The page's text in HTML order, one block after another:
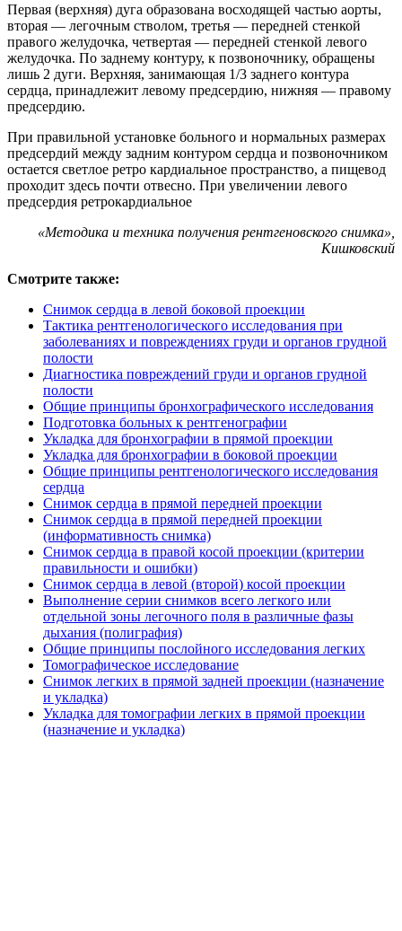
Первая (верхняя) дуга образована восходящей частью аорты,
вторая — легочным стволом, третья — передней стенкой
правого желудочка, четвертая — передней стенкой левого
желудочка. По заднему контуру, к позвоночнику, обращены
лишь 2 дуги. Верхняя, занимающая 1/3 заднего контура
сердца, принадлежит левому предсердию, нижняя — правому
предсердию.
При правильной установке больного и нормальных размерах
предсердий между задним контуром сердца и позвоночником
остается светлое ретро кардиальное пространство, а пищевод
проходит здесь почти отвесно. При увеличении левого
предсердия ретрокардиальное
«Методика и техника получения рентгеновского снимка»,
Кишковский
Смотрите также:
Снимок сердца в левой боковой проекции
Тактика рентгенологического исследования при
заболеваниях и повреждениях груди и органов грудной
полости
Диагностика повреждений груди и органов грудной
полости
Общие принципы бронхографического исследования
Подготовка больных к рентгенографии
Укладка для бронхографии в прямой проекции
Укладка для бронхографии в боковой проекции
Общие принципы рентгенологического исследования
сердца
Снимок сердца в прямой передней проекции
Снимок сердца в прямой передней проекции
(информативность снимка)
Снимок сердца в правой косой проекции (критерии
правильности и ошибки)
Снимок сердца в левой (второй) косой проекции
Выполнение серии снимков всего легкого или
отдельной зоны легочного поля в различные фазы
дыхания (полиграфия)
Общие принципы послойного исследования легких
Томографическое исследование
Снимок легких в прямой задней проекции (назначение
и укладка)
Укладка для томографии легких в прямой проекции
(назначение и укладка)